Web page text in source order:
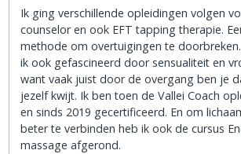
Ik ging verschillende opleidingen volgen
counselor en ook EFT tapping therapie.
methode om overtuigingen te
ik ook gefascineerd door sensualiteit en
want vaak juist door de overgang ben je
jezelf kwijt. Ik ben toen de Vallei Coach
en sinds 2019 gecertificeerd. En om
beter te verbinden heb ik ook de cursus
massage afgerond.